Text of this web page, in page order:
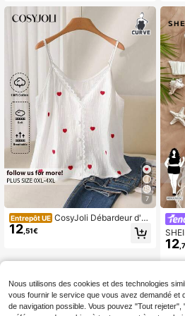
le thé de l'après-midi, la plage, les f
estivals de musique, le carnaval. Ta
illes grandes
7
Entrepôt UE CosyJoli Débardeur d'ét
é grande taille en dentelle à bretelle
s fines sans manches avec imprimé
12 ,51€
e de
12
Nous utilisons des cookies et des technologies
vous fournir le service que vous avez demandé et
de navigation possible. Vous pouvez "Tout